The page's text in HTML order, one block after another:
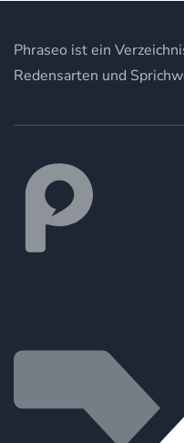
Phraseo ist ein
Redensarten und